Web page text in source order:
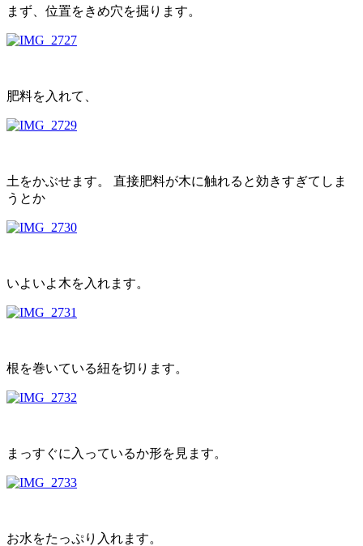
まず、位置をきめ穴を掘ります。
肥料を入れて、
土をかぶせます。 直接肥料が木に触れると効きすぎてしま
うとか
いよいよ木を入れます。
根を巻いている紐を切ります。
まっすぐに入っているか形を見ます。
お水をたっぷり入れます。